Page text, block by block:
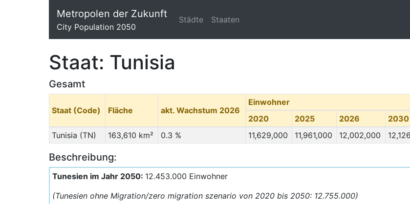
Metropolen der Zukunft
City Population 2050
Städte Staaten
Staat: Tunisia
Gesamt
Staat (Code) Fläche akt. Wachstum 2026
Einwohner
2020
2025 2026 2030
Tunisia (TN)
163,610 km² 0.3 % 11,629,000 11,961,000 12,002,000
Beschreibung:
Tunesien im Jahr 2050: 12.453.000 Einwohner
(Tunesien ohne Migration/zero migration szenario von 2020 bis 2050: 12.755.000)